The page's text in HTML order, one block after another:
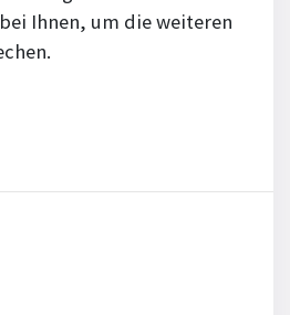
Ihnen, um die weiteren